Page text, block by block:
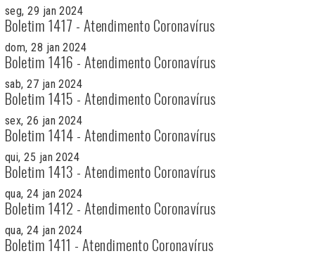
seg, 29 jan 2024
Boletim 1417 - Atendimento Coronavírus
dom, 28 jan 2024
Boletim 1416 - Atendimento Coronavírus
sab, 27 jan 2024
Boletim 1415 - Atendimento Coronavírus
sex, 26 jan 2024
Boletim 1414 - Atendimento Coronavírus
qui, 25 jan 2024
Boletim 1413 - Atendimento Coronavírus
qua, 24 jan 2024
Boletim 1412 - Atendimento Coronavírus
qua, 24 jan 2024
Boletim 1411 - Atendimento Coronavírus